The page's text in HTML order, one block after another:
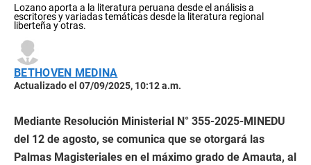
Lozano aporta a la literatura peruana desde el análisis a
escritores y variadas temáticas desde la literatura regional
liberteña y otras.
BETHOVEN MEDINA
Actualizado el 07/09/2025, 10:12 a.m.
Mediante Resolución Ministerial N° 355-2025-MINEDU
del 12 de agosto, se comunica que se otorgará las
Palmas Magisteriales en el máximo grado de Amauta, al